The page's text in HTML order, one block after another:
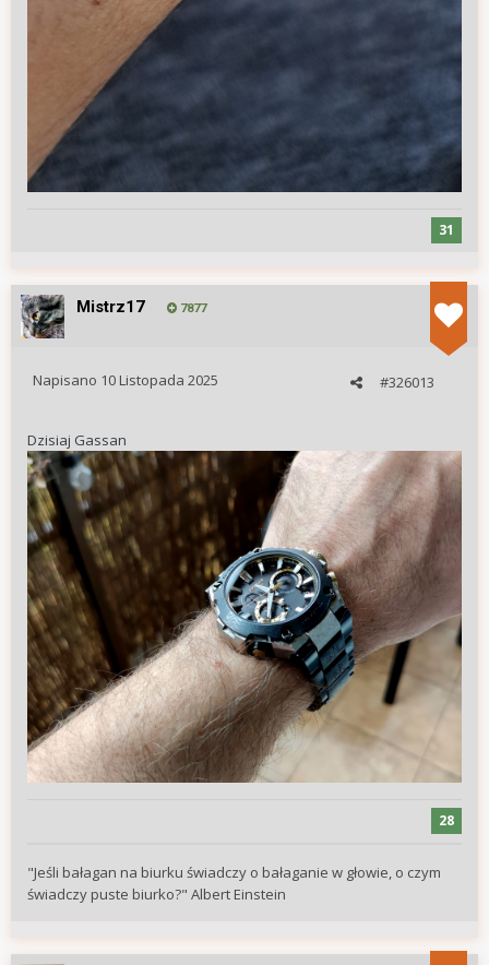
31
Mistrz17 7877
#326013
Napisano 10 Listopada 2025
Dzisiaj Gassan
28
"Jeśli bałagan na biurku świadczy o bałaganie w głowie, o czym
świadczy puste biurko?" Albert Einstein